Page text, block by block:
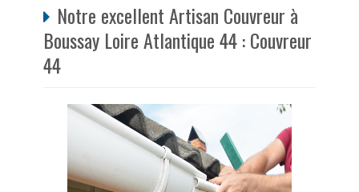
Notre excellent Artisan Couvreur à
Boussay Loire Atlantique 44 : Couvreur
44